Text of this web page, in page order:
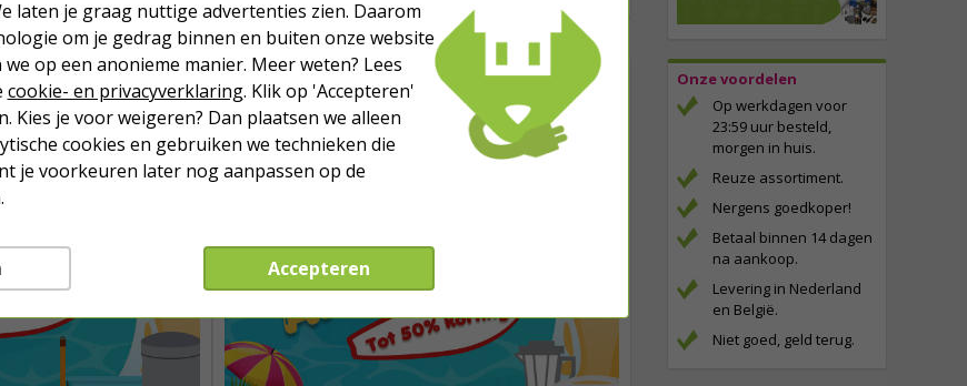
Onze voordelen
Op werkdagen voor
23:59 uur besteld,
morgen in huis.
Reuze assortiment.
Nergens goedkoper!
Betaal binnen 14 dagen
na aankoop.
Levering in Nederland
en België.
Niet goed, geld terug.
laten je graag nuttige advertenties zien. Daarom
om je gedrag binnen en buiten onze website
op een anonieme manier. Meer weten? Lees
cookie- en privacyverklaring. Klik op 'Accepteren'
Kies je voor weigeren? Dan plaatsen we alleen
cookies en gebruiken we technieken die
je voorkeuren later nog aanpassen op de
Accepteren